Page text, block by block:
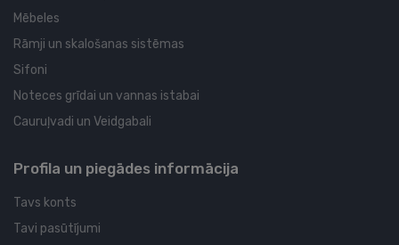
Mēbeles
Rāmji un skalošanas sistēmas
Sifoni
Noteces grīdai un vannas istabai
Cauruļvadi un Veidgabali
Profila un piegādes informācija
Tavs konts
Tavi pasūtījumi